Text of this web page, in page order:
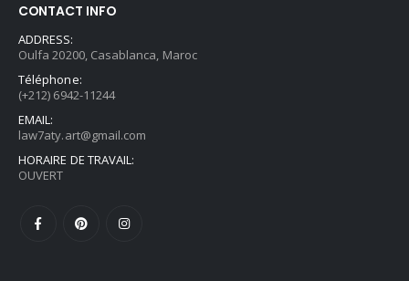
CONTACT INFO
ADDRESS:
Oulfa 20200, Casablanca, Maroc
Téléphone:
(+212) 6942-11244
EMAIL:
law7aty.art@gmail.com
HORAIRE DE TRAVAIL:
OUVERT